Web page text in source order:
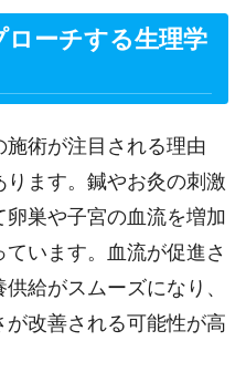
ーチする生理学
術が注目される理由
ます。鍼やお灸の刺激
巣や子宮の血流を増加
います。血流が促進さ
給がスムーズになり、
改善される可能性が高